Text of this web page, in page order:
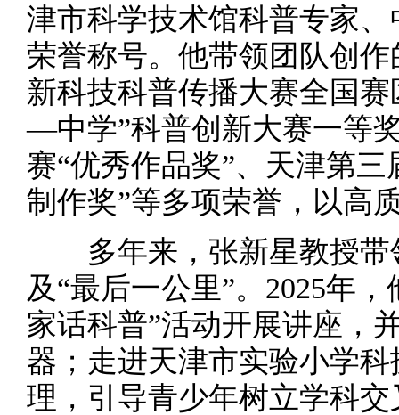
津市科学技术馆科普专家
荣誉称号。他带领团队创
新科技科普传播大赛全国
—中学”科普创新大赛一等
赛“优秀作品奖”、天津第
制作奖”等多项荣誉，以高
多年来，张新星教授带
及“最后一公里”。2025年
家话科普”活动开展讲座，
器；走进天津市实验小学
理，引导青少年树立学科